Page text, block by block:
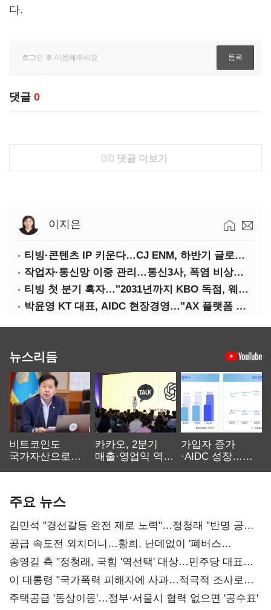
다.
댓글 0
0/0 댓글 더보기
이지은
티빙·콘텐츠 IP 키운다…CJ ENM, 하반기 글로벌 확장 가속
작업자·통신망 이중 관리…통신3사, 폭염 비상대응 돌입
티빙 첫 분기 흑자…"2031년까지 KBO 독점, 웨이브 합병도 속도"
박윤영 KT 대표, AIDC 현장경영…"AX 플랫폼 핵심 인프라로 키운다"
뉴스리듬
비트코인도
국가자산으로…'
카카오, 2분기
매출·영업익 역대
가입자 증가
·AIDC 성장…
주요 뉴스
김민석 "경선갈등 완전 제로 노력"…정청래 "반명 공세
사과부터"
공급 속도전 외치더니…황희, 난데없이 '폐버스
리모델링' 제안
송영길 측 "정청래, 국힘 '역선택' 대상…민주당 대표로
총선 지휘 못해"
이 대통령 "국가폭력 피해자에 사과…적극적 조사로
진실 밝혀야"
주택공급 '동상이몽'…정부·서울시 협력 없으면 '공수표'